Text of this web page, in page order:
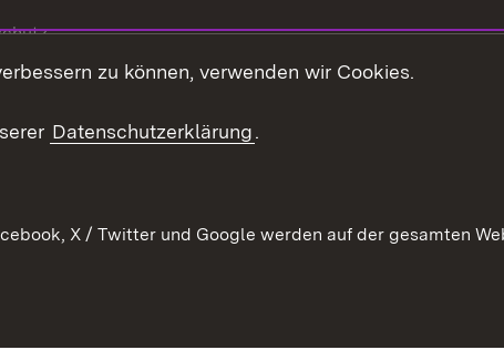
zu können, verwenden wir Cookies.
Datenschutzerklärung.
X / Twitter und Google werden auf der gesamten